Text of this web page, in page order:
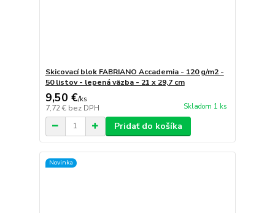
Skicovací blok FABRIANO Accademia - 120 g/m2 -
50 listov - lepená väzba - 21 x 29,7 cm
9,50 €/ks
7,72 € bez DPH Skladom 1 ks
Pridať do košíka
Novinka